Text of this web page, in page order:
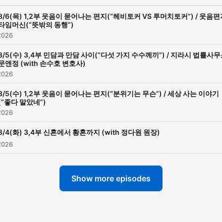
6(목) 1,2부 웃음이 묻어나는 편지(“헤비토커 VS 투머치토커”) / 웃음편
임머신(“뜻밖의 동행”)
5(수) 3,4부 민담과 만담 사이(“다섯 가지 수수께끼”) / 지라시 법률사무
앤정 (with 손수호 변호사)
5(수) 1,2부 웃음이 묻어나는 편지(“분위기는 무슨”) / 세상 사는 이야기
좋다 말았네”)
4(화) 3,4부 신혼에서 황혼까지 (with 정다원 원장)
Show more episodes